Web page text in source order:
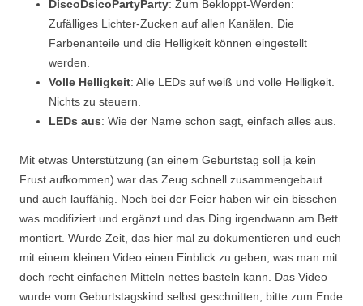
DiscoDsicoPartyParty: Zum Bekloppt-Werden:
Zufälliges Lichter-Zucken auf allen Kanälen. Die
Farbenanteile und die Helligkeit können eingestellt
werden.
Volle Helligkeit: Alle LEDs auf weiß und volle Helligkeit.
Nichts zu steuern.
LEDs aus: Wie der Name schon sagt, einfach alles aus.
Mit etwas Unterstützung (an einem Geburtstag soll ja kein
Frust aufkommen) war das Zeug schnell zusammengebaut
und auch lauffähig. Noch bei der Feier haben wir ein bisschen
was modifiziert und ergänzt und das Ding irgendwann am Bett
montiert. Wurde Zeit, das hier mal zu dokumentieren und euch
mit einem kleinen Video einen Einblick zu geben, was man mit
doch recht einfachen Mitteln nettes basteln kann. Das Video
wurde vom Geburtstagskind selbst geschnitten, bitte zum Ende